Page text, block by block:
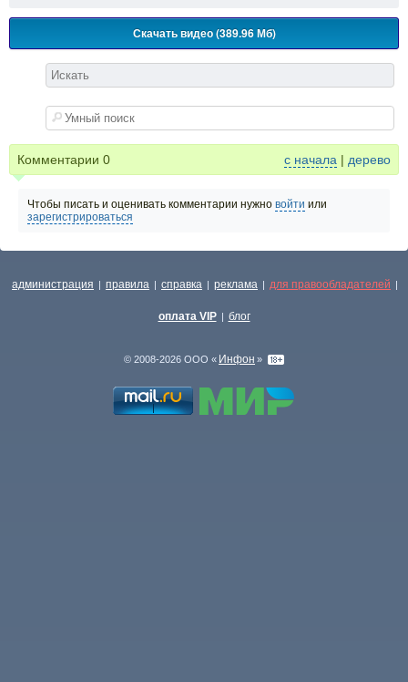
Скачать видео (389.96 Мб)
Комментарии 0 с начала | дерево
Чтобы писать и оценивать комментарии нужно войти или
зарегистрироваться
администрация | правила | справка | реклама | для правообладателей |
оплата VIP | блог
© 2008-2026 ООО « Инфон »